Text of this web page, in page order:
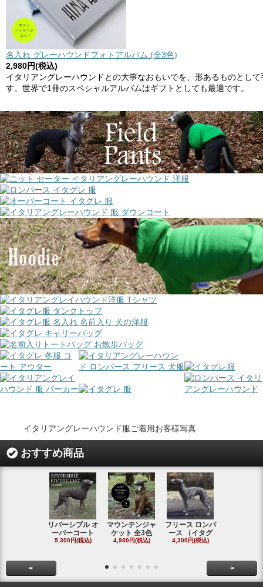
名入れ グレーハウンドフォトアルバム (全3色)
2,980円(税込)
イタリアングレーハウンドとの大事なおもいでを、形あるものとし
す。世界で1冊のスペシャルアルバムはギフトとしても最適です。
イタリアングレーハウンド服ご着用お客様写真
おすすめ商品
リバーシブル オ
ーバーコート
5,300円(税込)
マウンテンジャ
ケット 全3色
4,980円(税込)
フリース ロンパ
ース （イタグ
4,300円(税込)
< >